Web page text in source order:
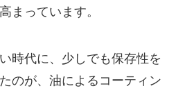
まっています。
時代に、少しでも保存性を
のが、油によるコーティン